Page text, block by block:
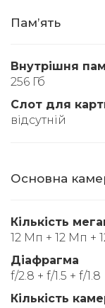
Памʼять
Внутрішня
256 Гб
Слот для
відсутній
Основна
Кількість
12 Мп + 12 Мп +
Діафрагма
f/2.8 + f/1.5 + f/1.8
Кількість